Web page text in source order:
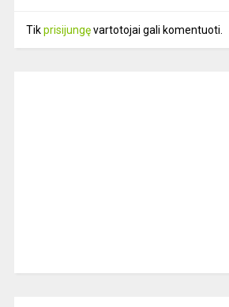
Tikprisijungęvartotojai gali komentuoti.